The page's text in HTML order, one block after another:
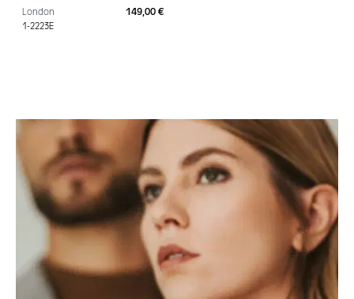
London
1-2223E
Regulärer Preis:
149,00 €